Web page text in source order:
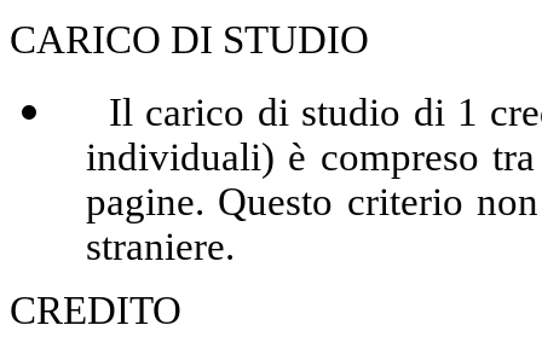
CARICO DI STUDIO
Il carico di studio di 1
individuali) è compreso
pagine. Questo criterio
straniere.
CREDITO